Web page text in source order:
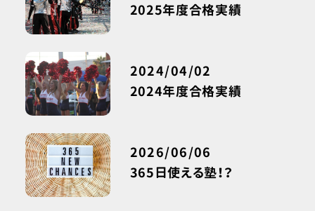
2025年度合格実績
2024年度合格実績
2024/04/02
365日使える塾！？
2026/06/06